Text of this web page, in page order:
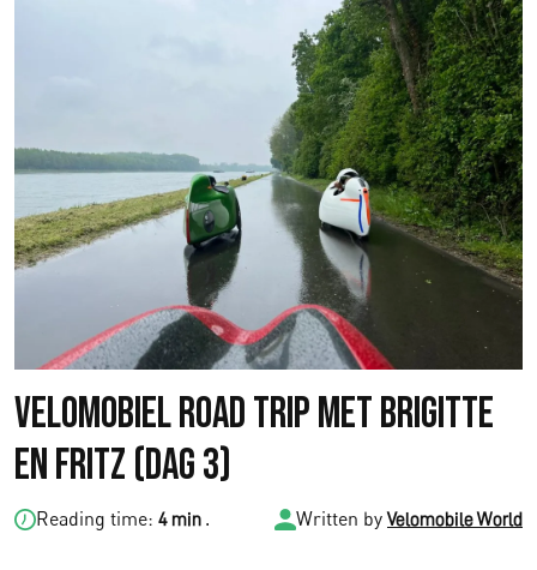
Velomobiel Road Trip met Brigitte
en Fritz (Dag 3)
Reading time: 4 min . Written byVelomobile World